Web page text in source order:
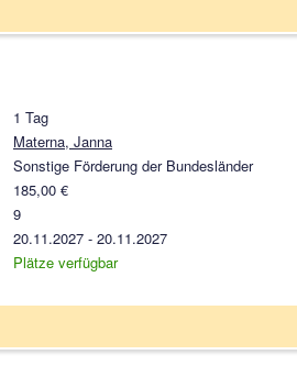
1 Tag
Materna, Janna
Sonstige Förderung der Bundesländer
185,00 €
9
20.11.2027 - 20.11.2027
Plätze verfügbar